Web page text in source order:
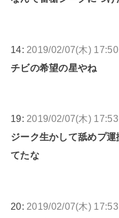
14: 2019/02/07(木)
チビの希望の星やね
19: 2019/02/07(木)
ジーク生かして舐めプ
てたな
20: 2019/02/07(木)